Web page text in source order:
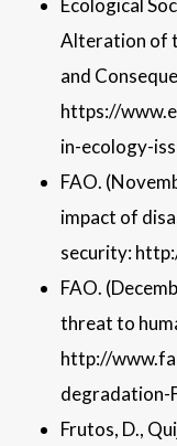
Alteration of
and
https://
in-ecology-
FAO.
impact of
security:
FAO.
threat to
http://
degradation-
Frutos, D.,